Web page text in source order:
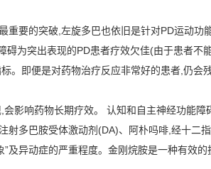
重要的突破,左旋多巴也依旧是针对PD运动功
为突出表现的PD患者疗效欠佳(由于患者不
。即便是对药物治疗反应非常好的患者,仍会
影响药物长期疗效。 认知和自主神经功能
射多巴胺受体激动剂(DA)、阿朴吗啡,经十二
及异动症的严重程度。金刚烷胺是一种有效